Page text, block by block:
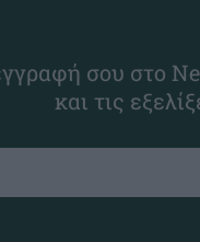
σου στο
και τις